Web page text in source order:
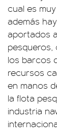
cual es
además
aportados
pesqueros,
los barcos
recursos
en manos
la flota
industria